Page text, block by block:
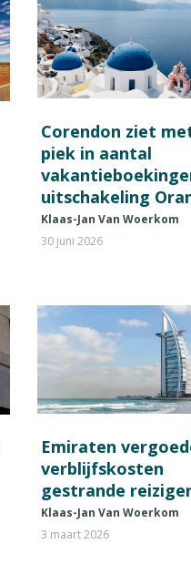
Corendon ziet
piek in aantal
uitschakeling
Klaas-Jan Van Woerkom
30 juni 2026
Emiraten
verblijfskosten
gestrande
Klaas-Jan Van Woerkom
3 maart 2026